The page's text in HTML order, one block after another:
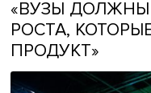
«ВУЗЫ
РОСТА,
ПРОДУКТ»